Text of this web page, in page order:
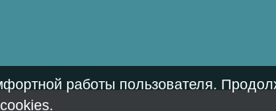
работы пользователя.
.